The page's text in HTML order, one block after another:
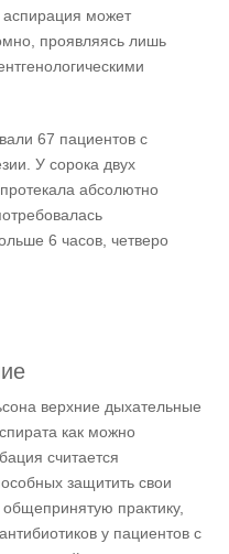
может
проявляясь лишь
67 пациентов с
У сорока двух
абсолютно
6 часов, четверо
верхние дыхательные
как можно
считается
защитить свои
практику,
у пациентов с